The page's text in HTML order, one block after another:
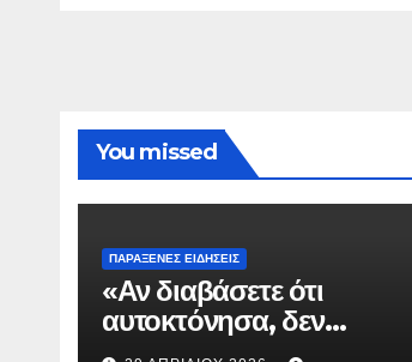
You missed
ΠΑΡΆΞΕΝΕΣ ΕΙΔΉΣΕΙΣ
«Αν διαβάσετε ότι
αυτοκτόνησα, δεν
συνέβη»